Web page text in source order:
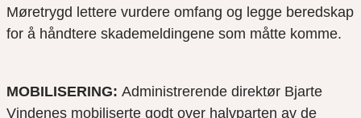
Møretrygd lettere vurdere omfang og legge beredskap
for å håndtere skademeldingene som måtte komme.
MOBILISERING: Administrerende direktør Bjarte
Vindenes mobiliserte godt over halvparten av de